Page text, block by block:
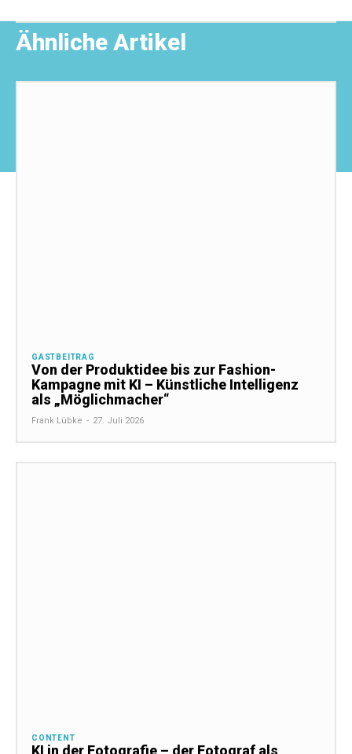
Ähnliche Artikel
GASTBEITRAG
Von der Produktidee bis zur Fashion-
Kampagne mit KI – Künstliche Intelligenz
als „Möglichmacher“
Frank Lübke - 27. Juli 2026
CONTENT